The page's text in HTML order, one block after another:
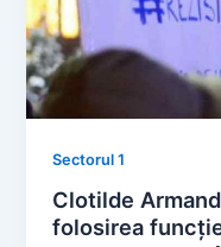
Sectorul 1
Clotilde
folosirea